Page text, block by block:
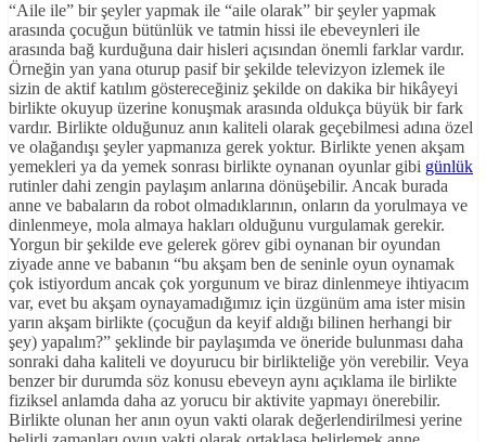
“Aile ile” bir şeyler yapmak ile “aile olarak” bir şeyler yapmak
arasında çocuğun bütünlük ve tatmin hissi ile ebeveynleri ile
arasında bağ kurduğuna dair hisleri açısından önemli farklar vardır.
Örneğin yan yana oturup pasif bir şekilde televizyon izlemek ile
sizin de aktif katılım göstereceğiniz şekilde on dakika bir hikâyeyi
birlikte okuyup üzerine konuşmak arasında oldukça büyük bir fark
vardır. Birlikte olduğunuz anın kaliteli olarak geçebilmesi adına özel
ve olağandışı şeyler yapmanıza gerek yoktur. Birlikte yenen akşam
yemekleri ya da yemek sonrası birlikte oynanan oyunlar gibi günlük
rutinler dahi zengin paylaşım anlarına dönüşebilir. Ancak burada
anne ve babaların da robot olmadıklarının, onların da yorulmaya ve
dinlenmeye, mola almaya hakları olduğunu vurgulamak gerekir.
Yorgun bir şekilde eve gelerek görev gibi oynanan bir oyundan
ziyade anne ve babanın “bu akşam ben de seninle oyun oynamak
çok istiyordum ancak çok yorgunum ve biraz dinlenmeye ihtiyacım
var, evet bu akşam oynayamadığımız için üzgünüm ama ister misin
yarın akşam birlikte (çocuğun da keyif aldığı bilinen herhangi bir
şey) yapalım?” şeklinde bir paylaşımda ve öneride bulunması daha
sonraki daha kaliteli ve doyurucu bir birlikteliğe yön verebilir. Veya
benzer bir durumda söz konusu ebeveyn aynı açıklama ile birlikte
fiziksel anlamda daha az yorucu bir aktivite yapmayı önerebilir.
Birlikte olunan her anın oyun vakti olarak değerlendirilmesi yerine